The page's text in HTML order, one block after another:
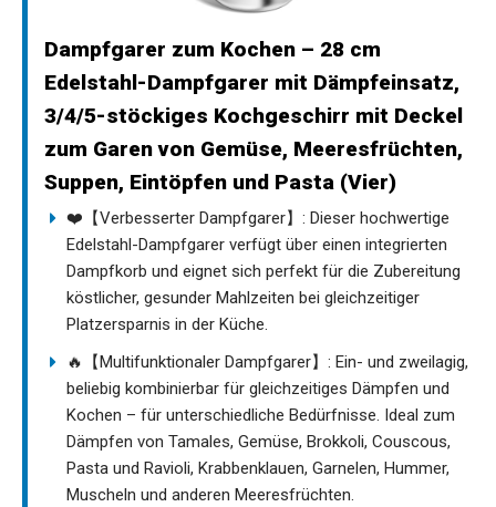
Dampfgarer zum Kochen – 28 cm
Edelstahl-Dampfgarer mit Dämpfeinsatz,
3/4/5-stöckiges Kochgeschirr mit Deckel
zum Garen von Gemüse, Meeresfrüchten,
Suppen, Eintöpfen und Pasta (Vier)
❤️【Verbesserter Dampfgarer】: Dieser hochwertige
Edelstahl-Dampfgarer verfügt über einen integrierten
Dampfkorb und eignet sich perfekt für die Zubereitung
köstlicher, gesunder Mahlzeiten bei gleichzeitiger
Platzersparnis in der Küche.
🔥【Multifunktionaler Dampfgarer】: Ein- und zweilagig,
beliebig kombinierbar für gleichzeitiges Dämpfen und
Kochen – für unterschiedliche Bedürfnisse. Ideal zum
Dämpfen von Tamales, Gemüse, Brokkoli, Couscous,
Pasta und Ravioli, Krabbenklauen, Garnelen, Hummer,
Muscheln und anderen Meeresfrüchten.